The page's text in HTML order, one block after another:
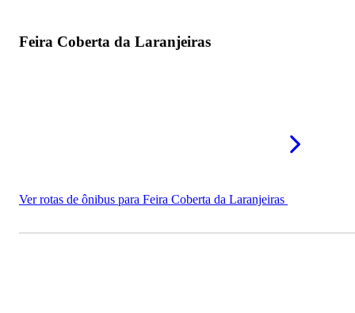
Feira Coberta da Laranjeiras
Ver rotas de ônibus para Feira Coberta da Laranjeiras